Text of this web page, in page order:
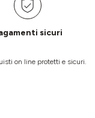
sicuri
on line protetti e sicuri.